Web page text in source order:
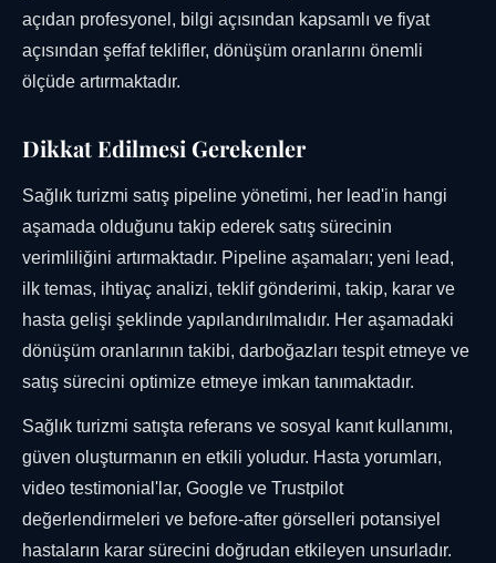
açıdan profesyonel, bilgi açısından kapsamlı ve fiyat
açısından şeffaf teklifler, dönüşüm oranlarını önemli
ölçüde artırmaktadır.
Dikkat Edilmesi Gerekenler
Sağlık turizmi satış pipeline yönetimi, her lead'in hangi
aşamada olduğunu takip ederek satış sürecinin
verimliliğini artırmaktadır. Pipeline aşamaları; yeni lead,
ilk temas, ihtiyaç analizi, teklif gönderimi, takip, karar ve
hasta gelişi şeklinde yapılandırılmalıdır. Her aşamadaki
dönüşüm oranlarının takibi, darboğazları tespit etmeye ve
satış sürecini optimize etmeye imkan tanımaktadır.
Sağlık turizmi satışta referans ve sosyal kanıt kullanımı,
güven oluşturmanın en etkili yoludur. Hasta yorumları,
video testimonial'lar, Google ve Trustpilot
değerlendirmeleri ve before-after görselleri potansiyel
hastaların karar sürecini doğrudan etkileyen unsurladır.